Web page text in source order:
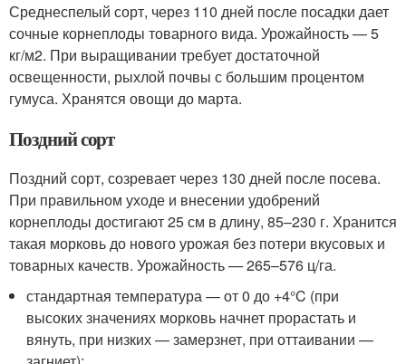
Среднеспелый сорт, через 110 дней после посадки дает
сочные корнеплоды товарного вида. Урожайность — 5
кг/м2. При выращивании требует достаточной
освещенности, рыхлой почвы с большим процентом
гумуса. Хранятся овощи до марта.
Поздний сорт
Поздний сорт, созревает через 130 дней после посева.
При правильном уходе и внесении удобрений
корнеплоды достигают 25 см в длину, 85–230 г. Хранится
такая морковь до нового урожая без потери вкусовых и
товарных качеств. Урожайность — 265–576 ц/га.
стандартная температура — от 0 до +4°C (при
высоких значениях морковь начнет прорастать и
вянуть, при низких — замерзнет, при оттаивании —